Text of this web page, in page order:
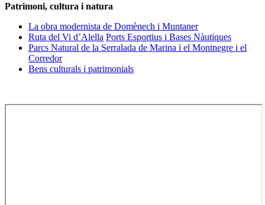
Patrimoni, cultura i natura
La obra modernista de Domènech i Muntaner
Ruta del Vi d’Alella Ports Esportius i Bases Nàutiques
Parcs Natural de la Serralada de Marina i el Montnegre i el
Corredor
Bens culturals i patrimonials